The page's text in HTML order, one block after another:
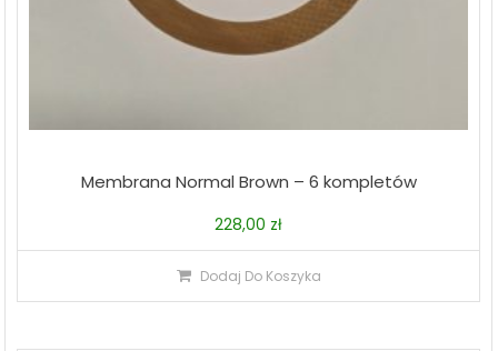
Membrana Normal Brown – 6 kompletów
228,00 zł
Dodaj Do Koszyka